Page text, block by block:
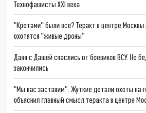
Технофашисты XXI века
"Кротами" были все? Теракт в центре
охотятся "живые дроны"
Даня с Дашей спаслись от боевиков ВСУ. Но
закончились
"Мы вас заставим": Жуткие детали охоты на
объяснил главный смысл теракта в центре